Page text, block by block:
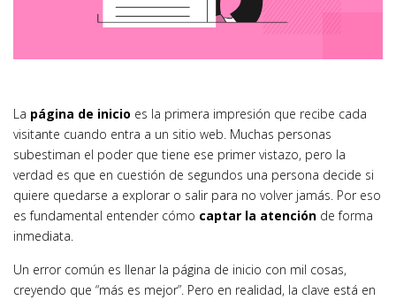
La página de inicio es la primera impresión que recibe cada
visitante cuando entra a un sitio web. Muchas personas
subestiman el poder que tiene ese primer vistazo, pero la
verdad es que en cuestión de segundos una persona decide si
quiere quedarse a explorar o salir para no volver jamás. Por eso
es fundamental entender cómo captar la atención de forma
inmediata.
Un error común es llenar la página de inicio con mil cosas,
creyendo que “más es mejor”. Pero en realidad, la clave está en